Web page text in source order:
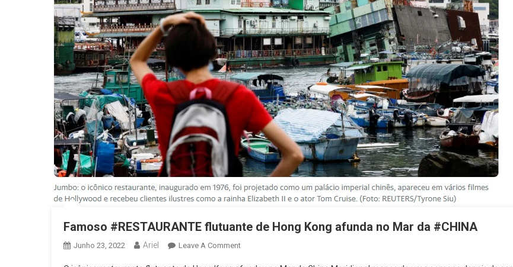
Famoso #RESTAURANTE flutuante de Hong Kong afunda no Mar da #CHINA
Junho 23, 2022 Ariel Leave A CommentOn